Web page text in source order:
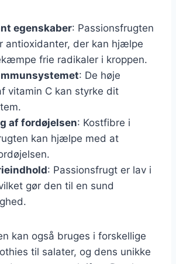
egenskaber: Passionsfrugten
antioxidanter, der kan hjælpe
frie radikaler i kroppen.
: De høje
vitamin C kan styrke dit
af fordøjelsen: Kostfibre i
kan hjælpe med at
: Passionsfrugt er lav i
gør den til en sund
kan også bruges i forskellige
til salater, og dens unikke